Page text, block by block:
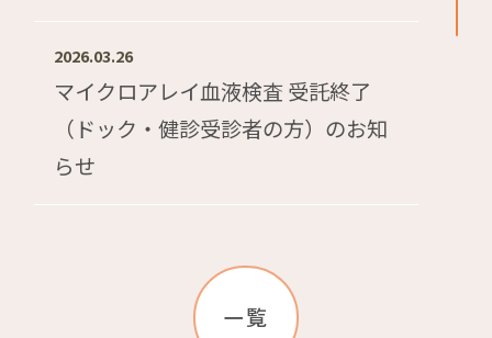
2026.03.26
マイクロアレイ血液検査 受託終了
（ドック・健診受診者の方）のお知
らせ
2025年 秋の学術講演会アーカイブ配
一覧